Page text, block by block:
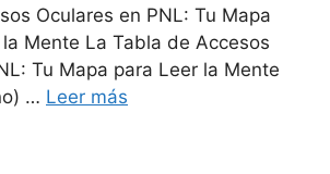
Oculares en PNL: Tu Mapa
Mente La Tabla de Accesos
Tu Mapa para Leer la Mente
… Leer más